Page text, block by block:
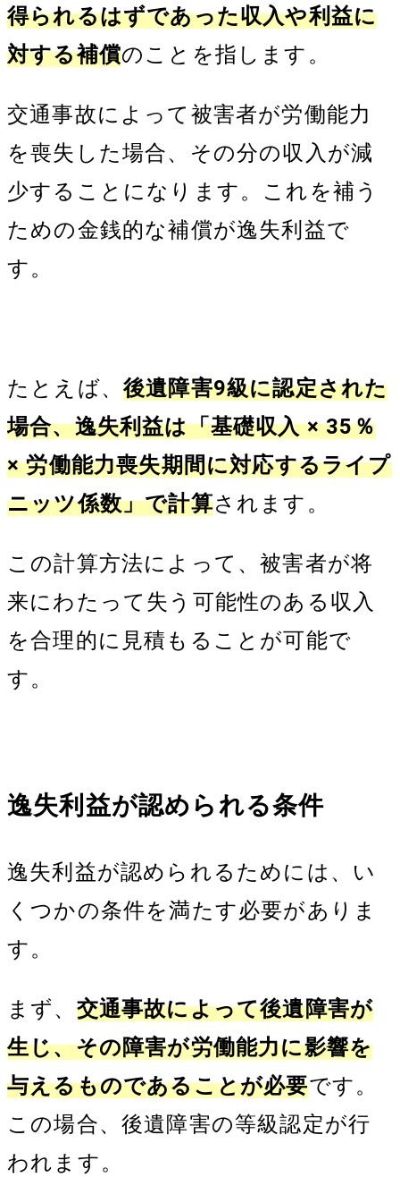
得られるはずであった収入や利益に
対する補償のことを指します。
交通事故によって被害者が労働能力
を喪失した場合、その分の収入が減
少することになります。これを補う
ための金銭的な補償が逸失利益で
す。
たとえば、 後遺障害9級に認定された
場合、逸失利益は「基礎収入 × 35％
× 労働能力喪失期間に対応するライプ
ニッツ係数」で計算されます。
この計算方法によって、被害者が将
来にわたって失う可能性のある収入
を合理的に見積もることが可能で
す。
逸失利益が認められる条件
逸失利益が認められるためには、い
くつかの条件を満たす必要がありま
す。
まず、 交通事故によって後遺障害が
生じ、その障害が労働能力に影響を
与えるものであることが必要です。
この場合、後遺障害の等級認定が行
われます。